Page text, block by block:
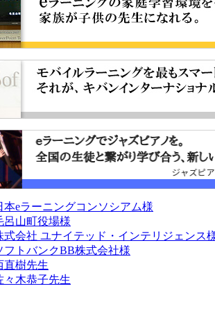
本eラーニングコンソシアム様
呂山町役場様
式会社 ユナイテッド・インテリジェンス
フトバンクBB株式会社様
直樹先生
々木恭子先生